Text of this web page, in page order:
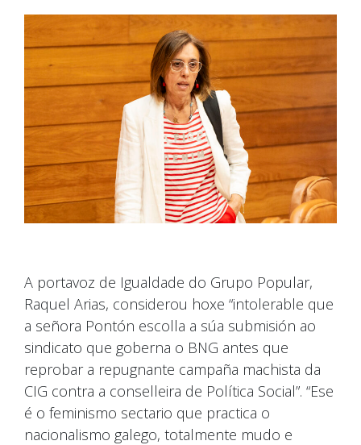
A portavoz de Igualdade do Grupo Popular,
Raquel Arias, considerou hoxe “intolerable que
a señora Pontón escolla a súa submisión ao
sindicato que goberna o BNG antes que
reprobar a repugnante campaña machista da
CIG contra a conselleira de Política Social”. “Ese
é o feminismo sectario que practica o
nacionalismo galego, totalmente mudo e